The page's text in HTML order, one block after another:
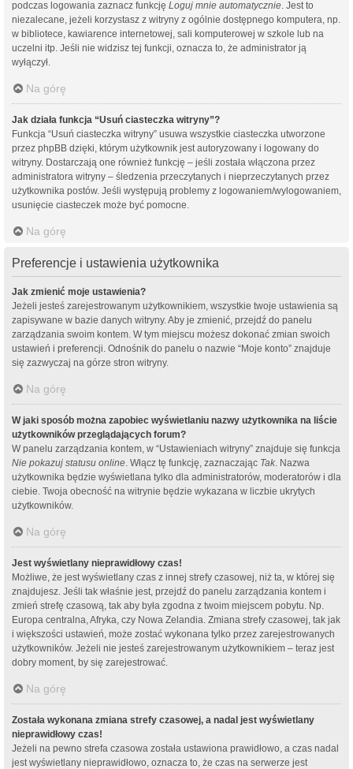
podczas logowania zaznacz funkcję Loguj mnie automatycznie. Jest to
niezalecane, jeżeli korzystasz z witryny z ogólnie dostępnego komputera, np.
w bibliotece, kawiarence internetowej, sali komputerowej w szkole lub na
uczelni itp. Jeśli nie widzisz tej funkcji, oznacza to, że administrator ją
wyłączył.
Na górę
Jak działa funkcja “Usuń ciasteczka witryny”?
Funkcja “Usuń ciasteczka witryny” usuwa wszystkie ciasteczka utworzone
przez phpBB dzięki, którym użytkownik jest autoryzowany i logowany do
witryny. Dostarczają one również funkcję – jeśli została włączona przez
administratora witryny – śledzenia przeczytanych i nieprzeczytanych przez
użytkownika postów. Jeśli występują problemy z logowaniem/wylogowaniem,
usunięcie ciasteczek może być pomocne.
Na górę
Preferencje i ustawienia użytkownika
Jak zmienić moje ustawienia?
Jeżeli jesteś zarejestrowanym użytkownikiem, wszystkie twoje ustawienia są
zapisywane w bazie danych witryny. Aby je zmienić, przejdź do panelu
zarządzania swoim kontem. W tym miejscu możesz dokonać zmian swoich
ustawień i preferencji. Odnośnik do panelu o nazwie “Moje konto” znajduje
się zazwyczaj na górze stron witryny.
Na górę
W jaki sposób można zapobiec wyświetlaniu nazwy użytkownika na liście
użytkowników przeglądających forum?
W panelu zarządzania kontem, w “Ustawieniach witryny” znajduje się funkcja
Nie pokazuj statusu online. Włącz tę funkcję, zaznaczając Tak. Nazwa
użytkownika będzie wyświetlana tylko dla administratorów, moderatorów i dla
ciebie. Twoja obecność na witrynie będzie wykazana w liczbie ukrytych
użytkowników.
Na górę
Jest wyświetlany nieprawidłowy czas!
Możliwe, że jest wyświetlany czas z innej strefy czasowej, niż ta, w której się
znajdujesz. Jeśli tak właśnie jest, przejdź do panelu zarządzania kontem i
zmień strefę czasową, tak aby była zgodna z twoim miejscem pobytu. Np.
Europa centralna, Afryka, czy Nowa Zelandia. Zmiana strefy czasowej, tak jak
i większości ustawień, może zostać wykonana tylko przez zarejestrowanych
użytkowników. Jeżeli nie jesteś zarejestrowanym użytkownikiem – teraz jest
dobry moment, by się zarejestrować.
Na górę
Została wykonana zmiana strefy czasowej, a nadal jest wyświetlany
nieprawidłowy czas!
Jeżeli na pewno strefa czasowa została ustawiona prawidłowo, a czas nadal
jest wyświetlany nieprawidłowo, oznacza to, że czas na serwerze jest